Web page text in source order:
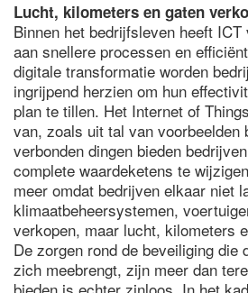
Lucht, kilometers en gaten
Binnen het bedrijfsleven heeft
aan snellere processen en
digitale transformatie worden
ingrijpend herzien om hun
plan te tillen. Het Internet of
van, zoals uit tal van
verbonden dingen bieden
complete waardeketens te
meer omdat bedrijven elkaar niet
klimaatbeheersystemen,
verkopen, maar lucht, kilometers
De zorgen rond de beveiliging die
zich meebrengt, zijn meer dan